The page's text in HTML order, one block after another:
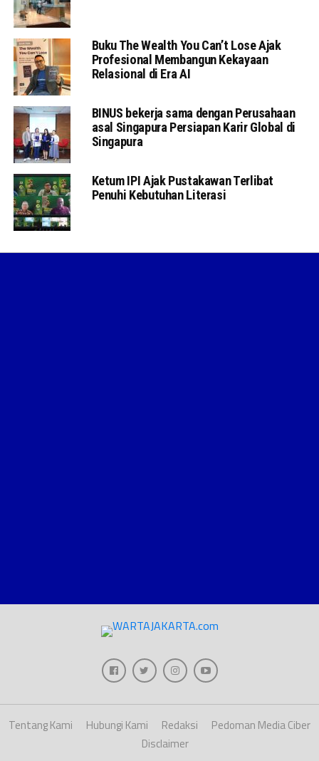
Buku The Wealth You Can’t Lose Ajak
Profesional Membangun Kekayaan
Relasional di Era AI
BINUS bekerja sama dengan Perusahaan
asal Singapura Persiapan Karir Global di
Singapura
Ketum IPI Ajak Pustakawan Terlibat
Penuhi Kebutuhan Literasi
Tentang Kami Hubungi Kami Redaksi
Pedoman Media Ciber
Disclaimer